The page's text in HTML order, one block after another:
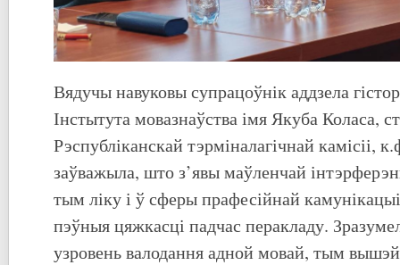
Вядучы навуковы супрацоўнік аддзела
Інстытута мовазнаўства імя Якуба Коласа,
Рэспубліканскай тэрміналагічнай камісіі,
заўважыла, што з’явы маўленчай
тым ліку і ў сферы прафесійнай
пэўныя цяжкасці падчас перакладу.
узровень валодання адной мовай, тым